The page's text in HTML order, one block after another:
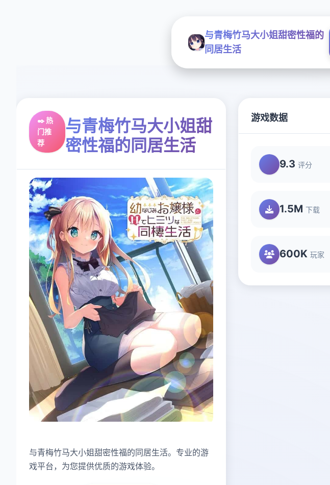
与青梅竹马大小姐甜密性福的
同居生活
✒️ 热
门推
荐
与青梅竹马大小姐甜
密性福的同居生活
与青梅竹马大小姐甜密性福的同居生活。专业的游
戏平台，为您提供优质的游戏体验。
游戏数据
9.3 评分
1.5M 下载
600K 玩家